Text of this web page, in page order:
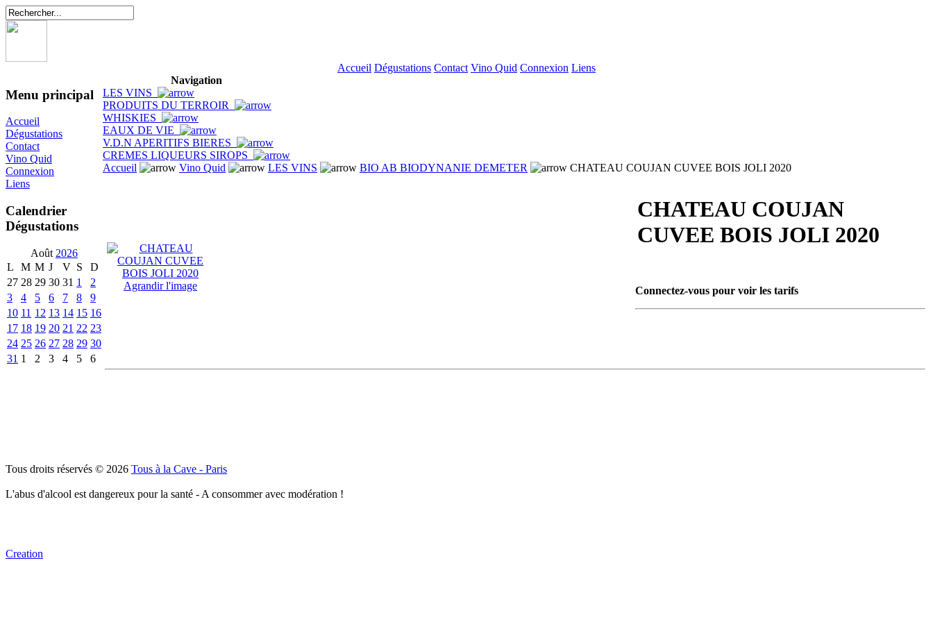
Accueil Dégustations Contact Vino Quid Connexion Liens
Menu principal
Accueil
Dégustations
Contact
Vino Quid
Connexion
Liens
Calendrier
Dégustations
Août 2026
L
M M J V S
D
27 28 29 30 31 1
2
3
4 5 6 7 8
9
10 11 12 13 14 15 16
17 18 19 20 21 22 23
24 25 26 27 28 29 30
31 1 2 3 4 5 6
Navigation
LES VINS
PRODUITS DU TERROIR
WHISKIES
EAUX DE VIE
V.D.N APERITIFS BIERES
CREMES LIQUEURS SIROPS
Accueil
Vino Quid LES VINS BIO AB BIODYNANIE DEMETER CHATEAU COUJAN CUVEE BOIS JOLI 2020
Agrandir l'image
CHATEAU COUJAN
CUVEE BOIS JOLI 2020
Connectez-vous pour voir les tarifs
Tous droits réservés © 2026 Tous à la Cave - Paris
L'abus d'alcool est dangereux pour la santé - A consommer avec modération !
Creation